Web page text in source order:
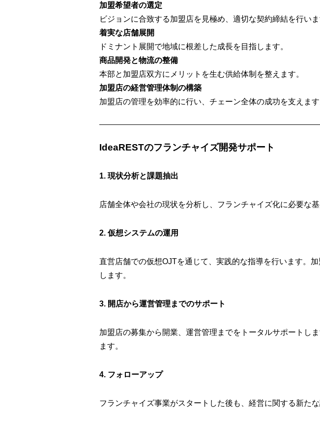
加盟希望者の選定
ビジョンに合致する加盟店を見極め、適切な契約締結を行いま
着実な店舗展開
ドミナント展開で地域に根差した成長を目指します。
商品開発と物流の整備
本部と加盟店双方にメリットを生む供給体制を整えます。
加盟店の経営管理体制の構築
加盟店の管理を効率的に行い、チェーン全体の成功を支えます
IdeaRESTのフランチャイズ開発サポート
1. 現状分析と課題抽出
店舗全体や会社の現状を分析し、フランチャイズ化に必要な基
2. 仮想システムの運用
直営店舗での仮想OJTを通じて、実践的な指導を行います。
します。
3. 開店から運営管理までのサポート
加盟店の募集から開業、運営管理までをトータルサポートし
ます。
4. フォローアップ
フランチャイズ事業がスタートした後も、経営に関する新た